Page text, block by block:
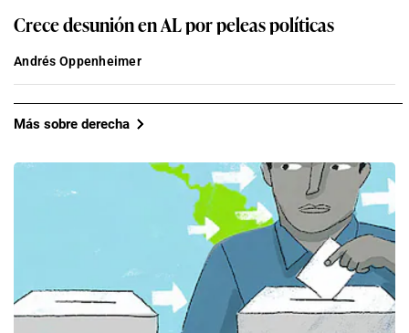
Crece desunión en AL por peleas políticas
Andrés Oppenheimer
Más sobre derecha